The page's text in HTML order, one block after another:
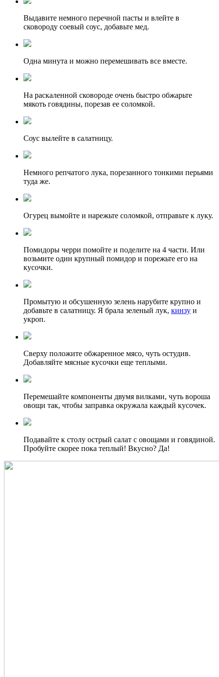
Выдавите немного перечной пасты и влейте в
сковороду соевый соус, добавьте мед.
Одна минута и можно перемешивать все вместе.
На раскаленной сковороде очень быстро обжарьте
мякоть говядины, порезав ее соломкой.
Соус вылейте в салатницу.
Немного репчатого лука, порезанного тонкими перьями
туда же.
Огурец вымойте и нарежьте соломкой, отправьте к луку.
Помидоры черри помойте и поделите на 4 части. Или
возьмите один крупный помидор и порежьте его на
кусочки.
Промытую и обсушенную зелень нарубите крупно и
добавьте в салатницу. Я брала зеленый лук, кинзу и
укроп.
Сверху положите обжаренное мясо, чуть остудив.
Добавляйте мясные кусочки еще теплыми.
Перемешайте компоненты двумя вилками, чуть вороша
овощи так, чтобы заправка окружала каждый кусочек.
Подавайте к столу острый салат с овощами и говядиной.
Пробуйте скорее пока теплый! Вкусно? Да!